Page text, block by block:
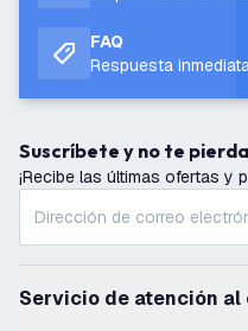
FAQ
Respuesta
Suscríbete y no te
¡Recibe las últimas ofertas y
Servicio de atención al